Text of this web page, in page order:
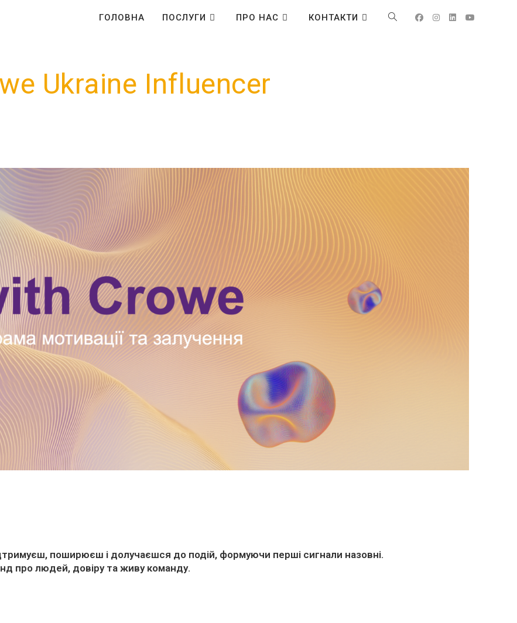
ГОЛОВНА ПОСЛУГИ ПРО НАС КОНТАКТИ
Ukraine Influencer
поширюєш і долучаєшся до подій, формуючи перші сигнали назовні.
про людей, довіру та живу команду.